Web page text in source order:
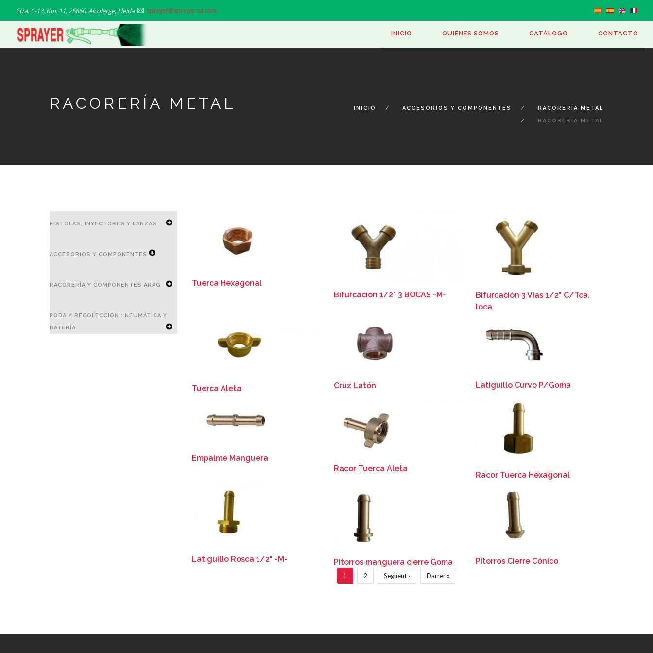
contenido
principal
Ctra. C-13, Km. 11, 25660, Alcoletge, Lleida sprayer@sprayer-sa.com
ONEPAGER
INICIO QUIÉNES SOMOS CATÁLOGO CONTACTO
RACORERÍA METAL INICIO ACCESORIOS Y COMPONENTES
RACORERÍA METAL
RACORERÍA METAL
PISTOLAS, INYECTORES Y LANZAS
SECONDARY
MENU
ACCESORIOS Y COMPONENTES
SECONDARY
MENU
RACORERÍA Y COMPONENTES ARAG
SECONDARY
PODA Y RECOLECCIÓN : NEUMÁTICA Y
BATERÍA
Tuerca Hexagonal
Bifurcación 1/2" 3 BOCAS -M-
Bifurcación 3 Vías 1/2" C/Tca.
loca
Tuerca Aleta Cruz Latón Latiguillo Curvo P/Goma
Empalme Manguera
Racor Tuerca Aleta
Racor Tuerca Hexagonal
Latiguillo Rosca 1/2" -M- Pitorros manguera cierre Goma Pitorros Cierre Cónico
Página
actual
1 Página
2
Siguiente
página
Següent ›
Última
página
Darrer »